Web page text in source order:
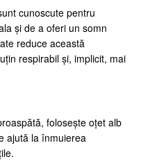
cunoscute pentru
și de a oferi un somn
reduce această
respirabil și, implicit, mai
folosește oțet alb
ajută la înmuierea